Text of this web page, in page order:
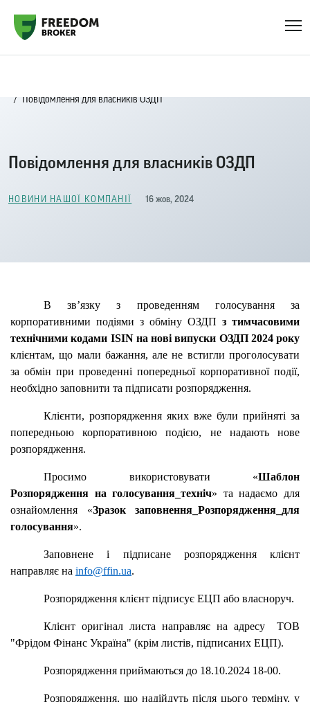
Повідомлення для власників ОЗДП
Повідомлення для власників ОЗДП
НОВИНИ НАШОЇ КОМПАНІЇ 16 жов, 2024
В зв’язку з проведенням голосування за
корпоративними подіями з обміну ОЗДП з тимчасовими
технічними кодами ISIN на нові випуски ОЗДП 2024 року
клієнтам, що мали бажання, але не встигли проголосувати
за обмін при проведенні попередньої корпоративної події,
необхідно заповнити та підписати розпорядження.
Клієнти, розпорядження яких вже були прийняті за
попередньою корпоративною подією, не надають нове
розпорядження.
Просимо використовувати «Шаблон
Розпорядження на голосування_техніч» та надаємо для
ознайомлення «Зразок заповнення_Розпорядження_для
голосування».
Заповнене і підписане розпорядження клієнт
направляє на info@ffin.ua.
Розпорядження клієнт підписує ЕЦП або власноруч.
Клієнт оригінал листа направляє на адресу
ТОВ
"Фрідом Фінанс Україна" (крім листів, підписаних ЕЦП).
Розпорядження приймаються до 18.10.2024 18-00.
Розпорядження, що надійдуть після цього терміну, у